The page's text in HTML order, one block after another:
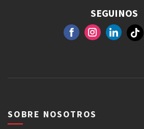
SEGUINOS
FACEBOOKGOOGLE+INSTAGRAM
SOBRE NOSOTROS